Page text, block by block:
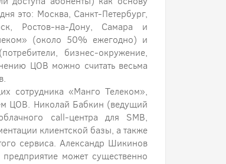
это: Москва, Санкт-Петербург,
Ростов-на-Дону, Самара и
(около 50% ежегодно) и
бизнес-окружение,
ЦОВ можно считать весьма
сотрудника «Манго Телеком»,
ЦОВ. Николай Бабкин (ведущий
call-центра для SMB,
клиентской базы, а также
сервиса. Александр Шикинов
может существенно